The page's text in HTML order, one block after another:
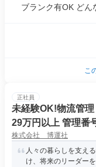
ブランク有OK どん
こ
正社員
未経験OK!物流管
29万円以上 管理番
株式会社 博運社
人々の暮らしを支え
け、将来のリーダー